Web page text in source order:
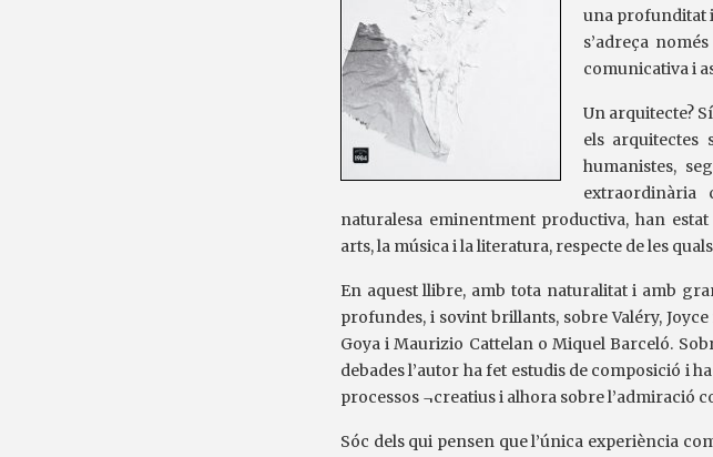
una profunditat
s’adreça
comunicativa i
Un arquitecte?
els arquitectes
humanistes,
extraordinària
naturalesa eminentment productiva, han
arts, la música i la literatura, respecte de les
En aquest llibre, amb tota naturalitat i amb
profundes, i sovint brillants, sobre Valéry,
Goya i Maurizio Cattelan o Miquel Barceló.
debades l’autor ha fet estudis de composició i
processos ¬creatius i alhora sobre l’admiració
Sóc dels qui pensen que l’única experiència